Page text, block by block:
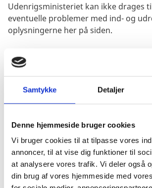
Samtykke Detaljer
Denne hjemmeside bruger cookies
Vi bruger cookies til at tilpasse vores
annoncer, til at vise dig funktioner til
at analysere vores trafik. Vi deler også
din brug af vores hjemmeside med
Udenrigsministeriet kan ikke drages
eventuelle problemer med ind- og
oplysningerne her på siden.
Pas
Pas skal være gyldigt under
Danske forlængede pas
udrejse.